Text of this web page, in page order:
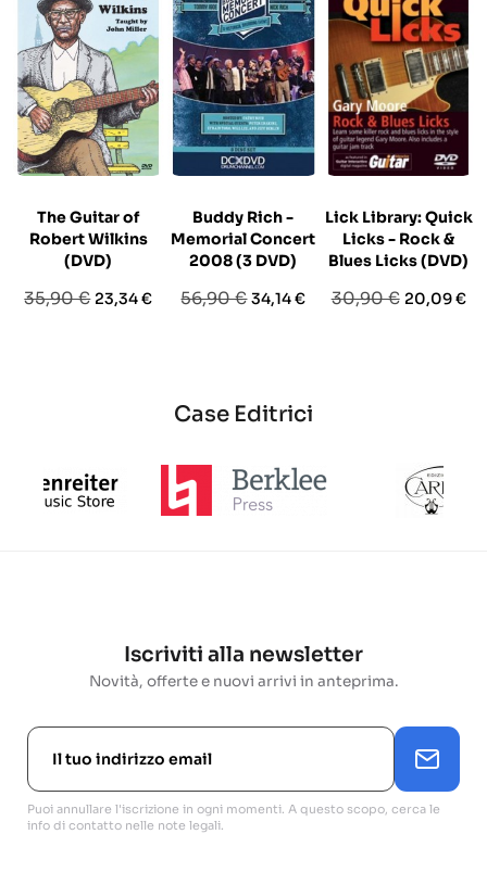
The Guitar of
Robert Wilkins
(DVD)
Prezzo
35,90 € Prezzo
23,34 €
Buddy Rich -
Memorial Concert
2008 (3 DVD)
Prezzo
56,90 €Prezzo
34,14 €
Lick Library: Quick
Licks - Rock &
Blues Licks (DVD)
Prezzo
30,90 € Prezzo
20,09 €
Case Editrici
Iscriviti alla newsletter
Novità, offerte e nuovi arrivi in anteprima.
Puoi annullare l'iscrizione in ogni momenti. A questo scopo, cerca le
info di contatto nelle note legali.